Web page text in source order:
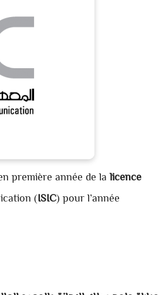
première année de lalicence
(ISIC) pour l’année